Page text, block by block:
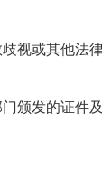
视或其他法
颁发的证件